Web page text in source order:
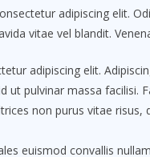
adipiscing elit.
vitae vel blandit.
adipiscing elit.
ut pulvinar massa facilisi.
non purus vitae risus,
euismod convallis